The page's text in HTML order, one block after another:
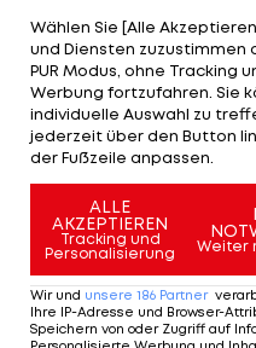
Mal vom Punkt
(90.). Für den
Sevilla verkürzt den
Europacup-Platz auf
Siebter.
Wählen Sie [Alle
und Diensten zuzustimmen
PUR Modus, ohne Tracking
Werbung fortzufahren. Sie
individuelle Auswahl zu
jederzeit über den Button
der Fußzeile anpassen.
ALLE
AKZEPTIEREN
Tracking und
Personalisierung
Weiter
Wir und unsere 186 Partner
Ihre IP-Adresse und Browser-
Speichern von oder Zugriff auf